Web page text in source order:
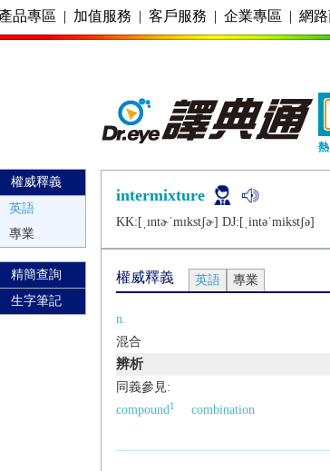
品專區 | 加值服務 | 客戶服務 | 企業專區 | 網
權威釋義
英語
專業
精簡查詢
生字筆記
intermixture
KK:[ˌɪntɚˈmɪkstʃɚ] DJ:[ˌintǝˈmikstʃǝ]
權威釋義 英語 專業
n.
混合
辨析
同義參見:
compound 1
combination